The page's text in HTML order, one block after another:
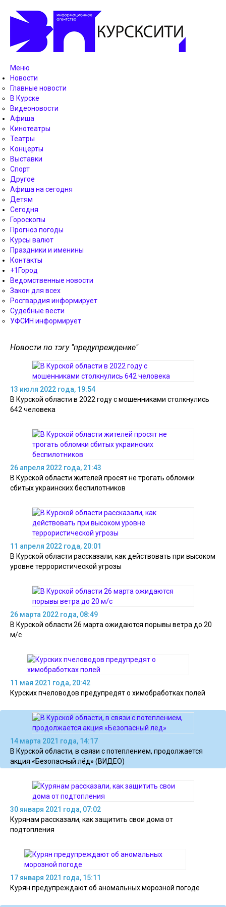
Меню
Новости
Главные новости
В Курске
Видеоновости
Афиша
Кинотеатры
Театры
Концерты
Выставки
Спорт
Другое
Афиша на сегодня
Детям
Сегодня
Гороскопы
Прогноз погоды
Курсы валют
Праздники и именины
Контакты
+1Город
Ведомственные новости
Закон для всех
Росгвардия информирует
Судебные вести
УФСИН информирует
Новости по тэгу "предупреждение"
13 июля 2022 года, 19:54
В Курской области в 2022 году с мошенниками столкнулись
642 человека
26 апреля 2022 года, 21:43
В Курской области жителей просят не трогать обломки
сбитых украинских беспилотников
11 апреля 2022 года, 20:01
В Курской области рассказали, как действовать при высоком
уровне террористической угрозы
26 марта 2022 года, 08:49
В Курской области 26 марта ожидаются порывы ветра до 20
м/с
11 мая 2021 года, 20:42
Курских пчеловодов предупредят о химобработках полей
14 марта 2021 года, 14:17
В Курской области, в связи с потеплением, продолжается
акция «Безопасный лёд» (ВИДЕО)
30 января 2021 года, 07:02
Курянам рассказали, как защитить свои дома от
подтопления
17 января 2021 года, 15:11
Курян предупреждают об аномальных морозной погоде